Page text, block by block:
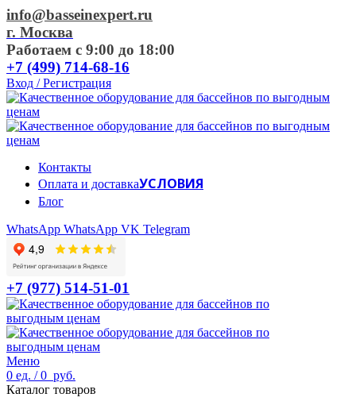
info@basseinexpert.ru
г. Москва
Работаем с 9:00 до 18:00
+7 (499) 714-68-16
Вход / Регистрация
Контакты
Оплата и доставкаУСЛОВИЯ
Блог
WhatsApp WhatsApp VK Telegram
+7 (977) 514-51-01
Меню
0 ед. / 0 руб.
Каталог товаров